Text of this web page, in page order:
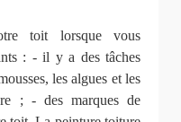
toit lorsque vous
: - il y a des tâches
les algues et les
; - des marques de